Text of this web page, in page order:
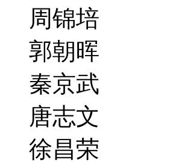
周锦培
郭朝晖
秦京武
唐志文
徐昌荣